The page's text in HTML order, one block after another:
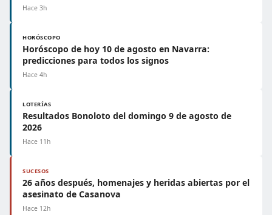
Hace 3h
HORÓSCOPO
Horóscopo de hoy 10 de agosto en Navarra:
predicciones para todos los signos
Hace 4h
LOTERÍAS
Resultados Bonoloto del domingo 9 de agosto de
2026
Hace 11h
SUCESOS
26 años después, homenajes y heridas abiertas por el
asesinato de Casanova
Hace 12h